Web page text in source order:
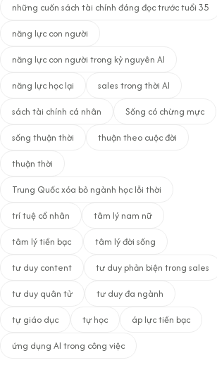
những cuốn sách tài chính đáng đọc trước tuổi 35
năng lực con người
năng lực con người trong kỷ nguyên AI
năng lực học lại
sales trong thời AI
sách tài chính cá nhân
Sống có chừng mực
sống thuận thời
thuận theo cuộc đời
thuận thời
Trung Quốc xóa bỏ ngành học lỗi thời
trí tuệ cổ nhân
tâm lý nam nữ
tâm lý tiền bạc
tâm lý đời sống
tư duy content
tư duy phản biện trong sales
tư duy quân tử
tư duy đa ngành
tự giáo dục
tự học
áp lực tiền bạc
ứng dụng AI trong công việc